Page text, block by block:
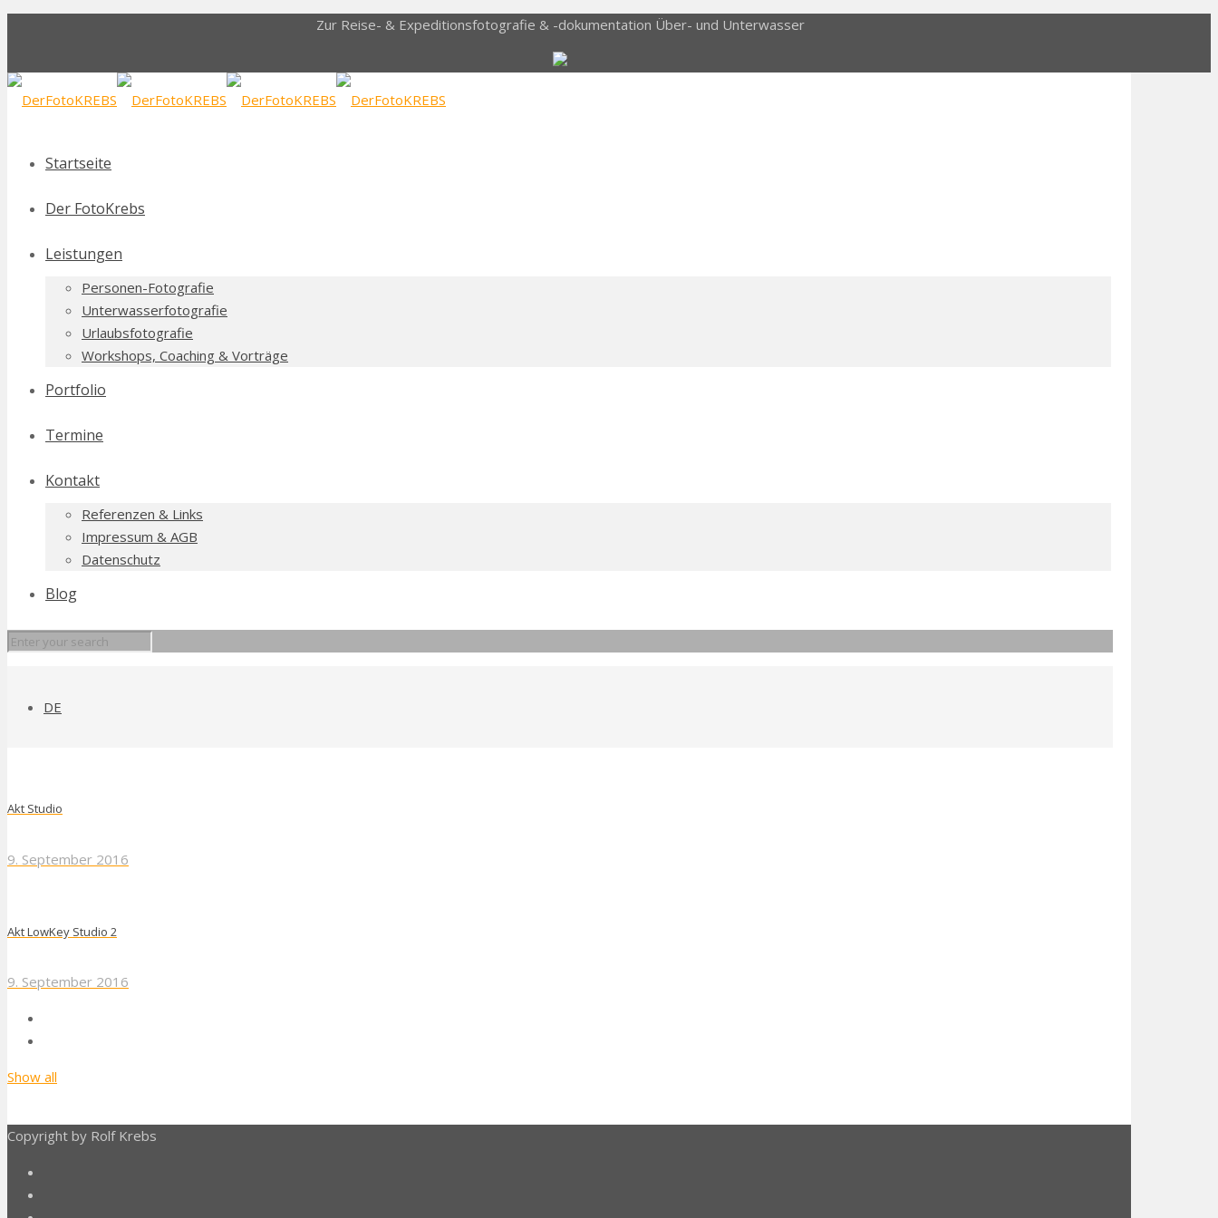
Zur Reise- & Expeditionsfotografie & -dokumentation Über- und Unterwasser
Startseite
Der FotoKrebs
Leistungen
Personen-Fotografie
Unterwasserfotografie
Urlaubsfotografie
Workshops, Coaching & Vorträge
Portfolio
Termine
Kontakt
Referenzen & Links
Impressum & AGB
Datenschutz
Blog
DE
Akt Studio
9. September 2016
Akt LowKey Studio 2
9. September 2016
Show all
Copyright by Rolf Krebs